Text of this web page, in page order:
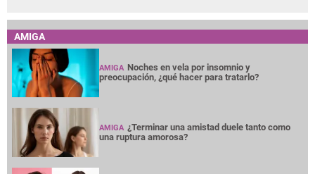
AMIGA
AMIGA Noches en vela por insomnio y
preocupación, ¿qué hacer para tratarlo?
AMIGA ¿Terminar una amistad duele tanto como
una ruptura amorosa?